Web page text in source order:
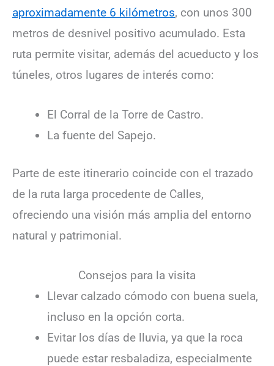
aproximadamente 6 kilómetros, con unos 300
metros de desnivel positivo acumulado. Esta
ruta permite visitar, además del acueducto y los
túneles, otros lugares de interés como:
El Corral de la Torre de Castro.
La fuente del Sapejo.
Parte de este itinerario coincide con el trazado
de la ruta larga procedente de Calles,
ofreciendo una visión más amplia del entorno
natural y patrimonial.
Consejos para la visita
Llevar calzado cómodo con buena suela,
incluso en la opción corta.
Evitar los días de lluvia, ya que la roca
puede estar resbaladiza, especialmente